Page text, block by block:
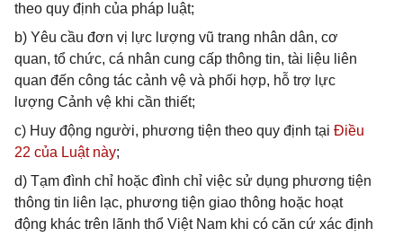
theo quy định của pháp luật;
b) Yêu cầu đơn vị lực lượng vũ trang nhân dân, cơ
quan, tổ chức, cá nhân cung cấp thông tin, tài liệu liên
quan đến công tác cảnh vệ và phối hợp, hỗ trợ lực
lượng Cảnh vệ khi cần thiết;
c) Huy động người, phương tiện theo quy định tại Điều
22 của Luật này;
d) Tạm đình chỉ hoặc đình chỉ việc sử dụng phương tiện
thông tin liên lạc, phương tiện giao thông hoặc hoạt
động khác trên lãnh thổ Việt Nam khi có căn cứ xác định